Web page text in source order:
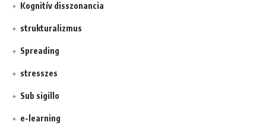
Kognitív disszonancia
strukturalizmus
Spreading
stresszes
Sub sigillo
e-learning